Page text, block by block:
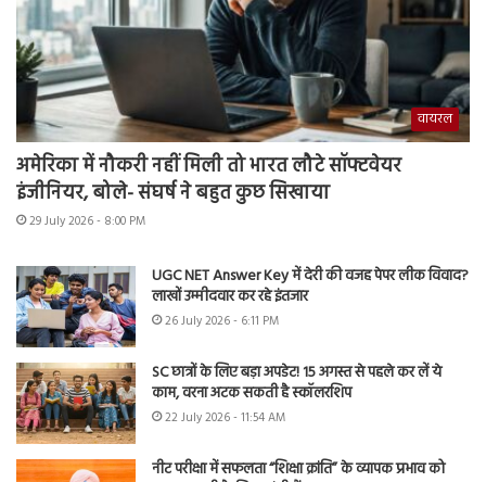
वायरल
अमेरिका में नौकरी नहीं मिली तो भारत लौटे सॉफ्टवेयर
इंजीनियर, बोले- संघर्ष ने बहुत कुछ सिखाया
29 July 2026 - 8:00 PM
UGC NET Answer Key में देरी की वजह पेपर लीक विवाद?
लाखों उम्मीदवार कर रहे इंतजार
26 July 2026 - 6:11 PM
SC छात्रों के लिए बड़ा अपडेट! 15 अगस्त से पहले कर लें ये
काम, वरना अटक सकती है स्कॉलरशिप
22 July 2026 - 11:54 AM
नीट परीक्षा में सफलता “शिक्षा क्रांति” के व्यापक प्रभाव को